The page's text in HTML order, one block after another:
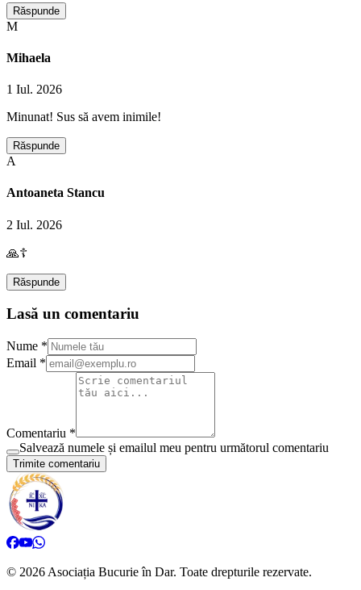
Răspunde
M
Mihaela
1 Iul. 2026
Minunat! Sus să avem inimile!
Răspunde
A
Antoaneta Stancu
2 Iul. 2026
🙏☦️
Răspunde
Lasă un comentariu
Nume *
Email *
Comentariu *
Salvează numele și emailul meu pentru următorul comentariu
Trimite comentariu
© 2026 Asociația Bucurie în Dar. Toate drepturile rezervate.